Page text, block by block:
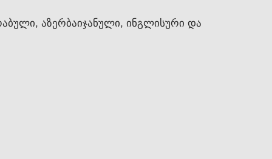
აზერბაიჯანული, ინგლისური და